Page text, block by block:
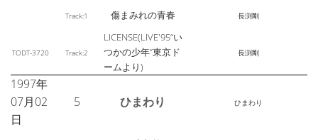
Track:1 傷まみれの青春 長渕剛
TODT-3720 Track:2
LICENSE(LIVE'95“い
つかの少年”東京ド
ームより)
長渕剛
1997年
07月02
日
5 ひまわり ひまわり